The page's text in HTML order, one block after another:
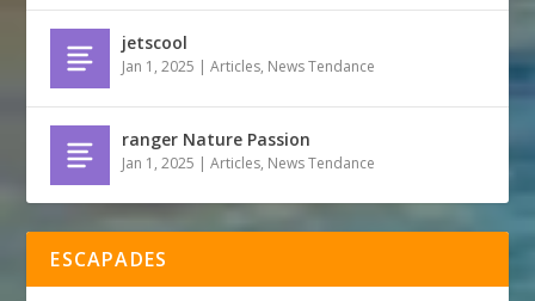
jetscool
Jan 1, 2025 |Articles, News Tendance
ranger Nature Passion
Jan 1, 2025 |Articles, News Tendance
ESCAPADES